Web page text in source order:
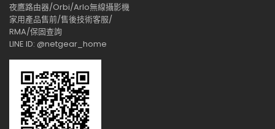
夜鷹路由器/Orbi/Arlo無線攝影機
家用產品售前/售後技術客服/
RMA/保固查詢
LINE ID: @netgear_home